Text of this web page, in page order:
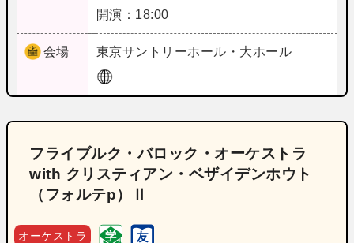
開演：18:00
会場 東京サントリーホール・大ホール
フライブルク・バロック・オーケストラ
with クリスティアン・ベザイデンホウト
（フォルテp）Ⅱ
オーケストラ